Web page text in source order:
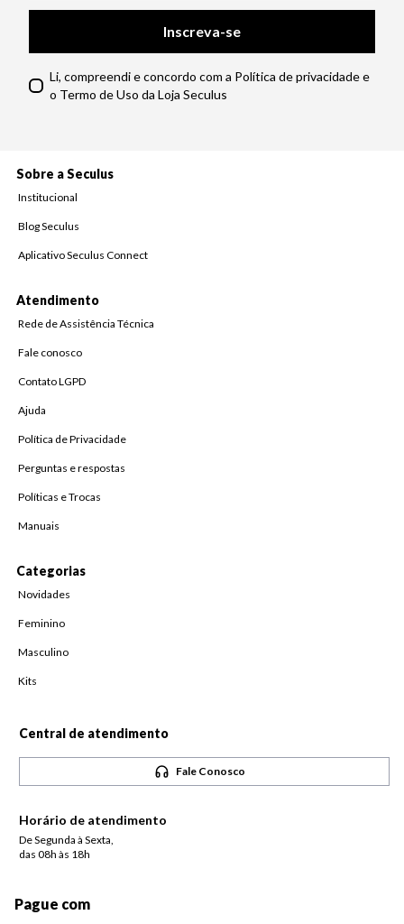
Inscreva-se
Li, compreendi e concordo com a Política de privacidade e
o Termo de Uso da Loja Seculus
Sobre a Seculus
Institucional
Blog Seculus
Aplicativo Seculus Connect
Atendimento
Rede de Assistência Técnica
Fale conosco
Contato LGPD
Ajuda
Política de Privacidade
Perguntas e respostas
Políticas e Trocas
Manuais
Categorias
Novidades
Feminino
Masculino
Kits
Central de atendimento
Fale Conosco
Horário de atendimento
De Segunda à Sexta,
das 08h às 18h
Pague com